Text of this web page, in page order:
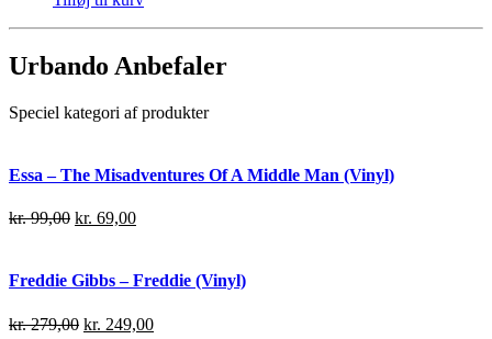
Urbando Anbefaler
Speciel kategori af produkter
Essa – The Misadventures Of A Middle Man (Vinyl)
kr.99,00 kr. 69,00
Freddie Gibbs – Freddie (Vinyl)
kr.279,00 kr. 249,00